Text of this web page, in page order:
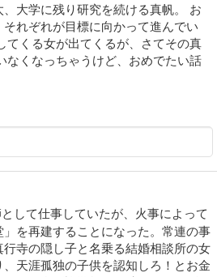
大学に残り研究を続ける真帆。 お
れぞれが目標に向かって進んでい
てくる女が出てくるが、さてその真
なくなっちゃうけど、おめでたい話
して仕事していたが、火事によって
を再建することになった。常連の事
寺の隠し子と名乗る結婚相談所の女
天涯孤独の子供を認知しろ！とお金